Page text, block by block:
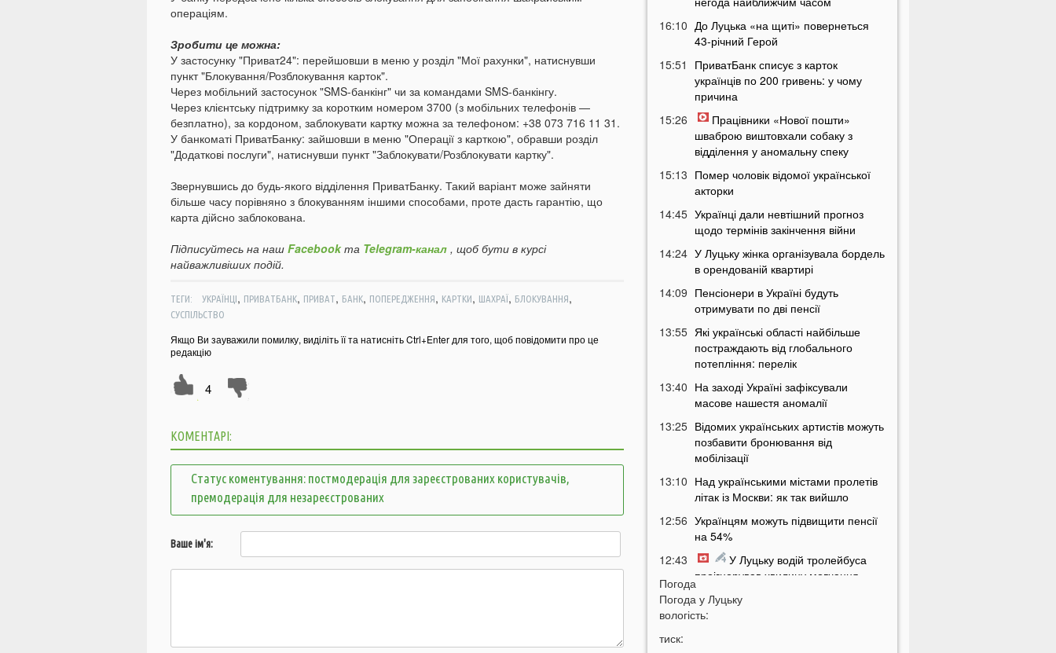
операціям.
Зробити це можна:
У застосунку "Приват24": перейшовши в меню у розділ "Мої рахунки", натиснувши
пункт "Блокування/Розблокування карток".
Через мобільний застосунок "SMS-банкінг" чи за командами SMS-банкінгу.
Через клієнтську підтримку за коротким номером 3700 (з мобільних телефонів —
безплатно), за кордоном, заблокувати картку можна за телефоном: +38 073 716 11 31.
У банкоматі ПриватБанку: зайшовши в меню "Операції з карткою", обравши розділ
"Додаткові послуги", натиснувши пункт "Заблокувати/Розблокувати картку".
Звернувшись до будь-якого відділення ПриватБанку. Такий варіант може зайняти
більше часу порівняно з блокуванням іншими способами, проте дасть гарантію, що
карта дійсно заблокована.
Підписуйтесь на наш Facebookта Telegram-канал , щоб бути в курсі
найважливіших подій.
ТЕГИ: УКРАЇНЦІ, ПРИВАТБАНК, ПРИВАТ, БАНК, ПОПЕРЕДЖЕННЯ, КАРТКИ, ШАХРАЇ, БЛОКУВАННЯ,
СУСПІЛЬСТВО
Якщо Ви зауважили помилку, виділіть її та натисніть Ctrl+Enter для того, щоб повідомити про це
редакцію
4
КОМЕНТАРІ:
Статус коментування: постмодерація для зареєстрованих користувачів,
премодерація для незареєстрованих
Ваше ім'я:
16:10 До Луцька «на щиті» повернеться
43-річний Герой
15:51
ПриватБанк списує з карток
українців по 200 гривень: у чому
причина
15:26
Працівники «Нової пошти»
шваброю виштовхали собаку з
відділення у аномальну спеку
15:13 Помер чоловік відомої української
акторки
14:45 Українці дали невтішний прогноз
щодо термінів закінчення війни
14:24 У Луцьку жінка організувала бордель
в орендованій квартирі
14:09 Пенсіонери в Україні будуть
отримувати по дві пенсії
13:55 Які українські області найбільше
постраждають від глобального
потепління: перелік
13:40 На заході Україні зафіксували
масове нашестя аномалії
13:25 Відомих українських артистів можуть
позбавити бронювання від
мобілізації
13:10 Над українськими містами пролетів
літак із Москви: як так вийшло
12:56 Українцям можуть підвищити пенсії
на 54%
12:43
У Луцьку водій тролейбуса
проігнорував хвилину мовчання
12:26 На Волині від удару блискавки
загорілися дві споруди
12:07
Погода
Погода у Луцьку
вологість:
тиск: